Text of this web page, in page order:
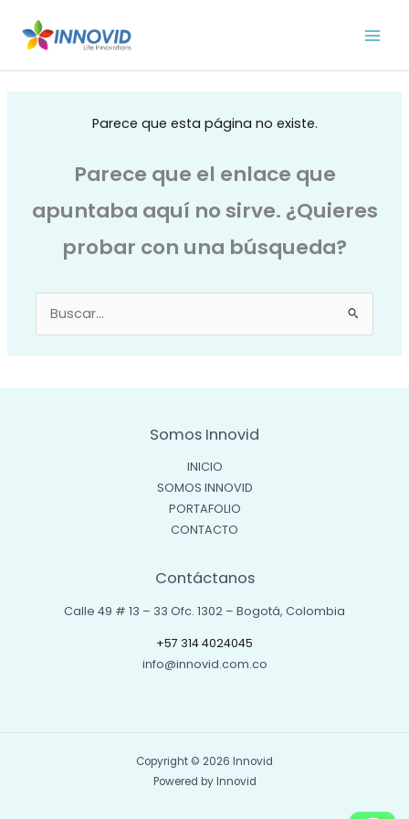
Parece que esta página no existe.
Parece que el enlace que
apuntaba aquí no sirve. ¿Quieres
probar con una búsqueda?
Buscar
por:
Somos Innovid
INICIO
SOMOS INNOVID
PORTAFOLIO
CONTACTO
Contáctanos
Calle 49 # 13 – 33 Ofc. 1302 – Bogotá, Colombia
+57 314 4024045
info@innovid.com.co
Copyright © 2026 Innovid
Powered by Innovid